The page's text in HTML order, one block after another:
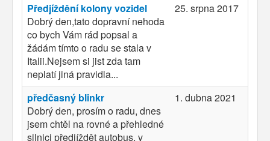
Předjíždění kolony vozidel
Dobrý den,tato dopravní nehoda
co bych Vám rád popsal a
žádám tímto o radu se stala v
Italii.Nejsem si jist zda tam
neplatí jiná pravidla...
25. srpna 2017
předčasný blinkr
Dobrý den, prosím o radu, dnes
jsem chtěl na rovné a přehledné
silnici předjíždět autobus, v
1. dubna 2021